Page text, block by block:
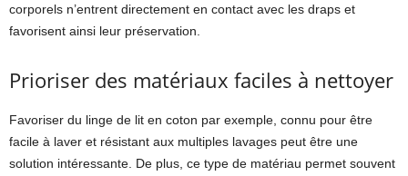
corporels n’entrent directement en contact avec les draps et
favorisent ainsi leur préservation.
Prioriser des matériaux faciles à nettoyer
Favoriser du linge de lit en coton par exemple, connu pour être
facile à laver et résistant aux multiples lavages peut être une
solution intéressante. De plus, ce type de matériau permet souvent